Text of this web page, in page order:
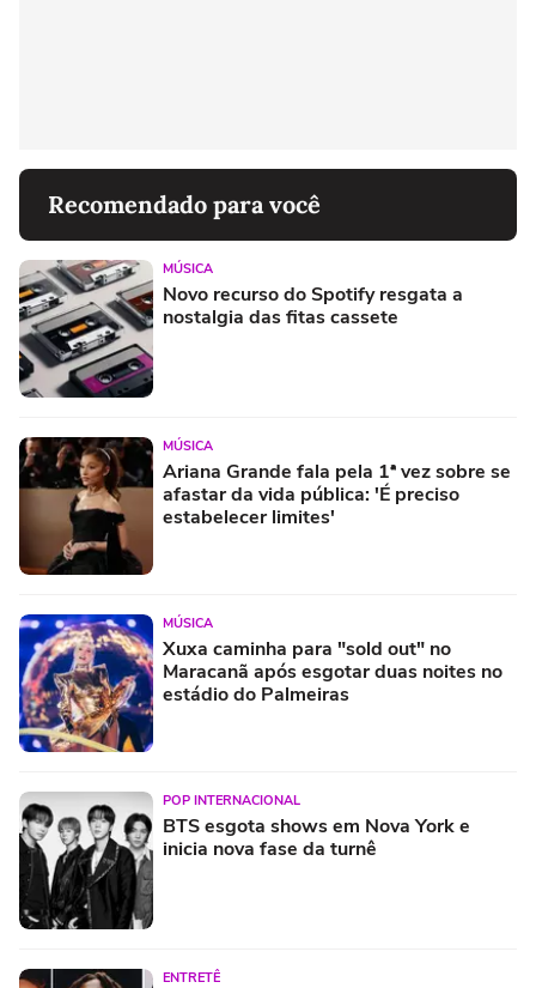
Recomendado para você
MÚSICA
Novo recurso do Spotify resgata a
nostalgia das fitas cassete
MÚSICA
Ariana Grande fala pela 1ª vez sobre se
afastar da vida pública: 'É preciso
estabelecer limites'
MÚSICA
Xuxa caminha para "sold out" no
Maracanã após esgotar duas noites no
estádio do Palmeiras
POP INTERNACIONAL
BTS esgota shows em Nova York e
inicia nova fase da turnê
ENTRETÊ